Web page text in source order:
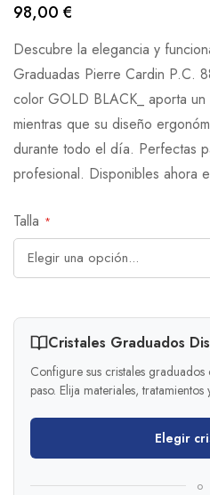
98,00 €
Descubre la elegancia y
Graduadas Pierre Cardin P.C.
color GOLD BLACK_ aporta
mientras que su diseño
durante todo el día. Perfectas
profesional. Disponibles ahora
Talla
Cristales Graduados
Configure sus cristales graduados
paso. Elija materiales, tratamientos
Elegir
o